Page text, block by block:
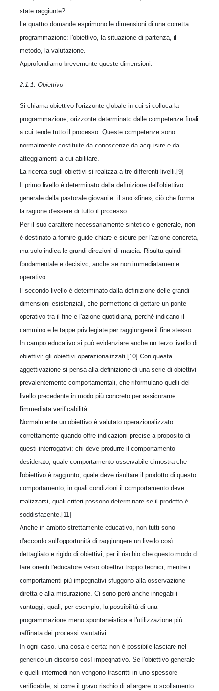
state raggiunte?
Le quattro domande esprimono le dimensioni di una corretta
programmazione: l'obiettivo, la situazione di partenza, il
metodo, la valutazione.
Approfondiamo brevemente queste dimensioni.
2.1.1. Obiettivo
Si chiama obiettivo l'orizzonte globale in cui si colloca la
programmazione, orizzonte determinato dalle competenze finali
a cui tende tutto il processo. Queste competenze sono
normalmente costituite da conoscenze da acquisire e da
atteggiamenti a cui abilitare.
La ricerca sugli obiettivi si realizza a tre differenti livelli.[9]
Il primo livello è determinato dalla definizione dell'obiettivo
generale della pastorale giovanile: il suo «fine», ciò che forma
la ragione d'essere di tutto il processo.
Per il suo carattere necessariamente sintetico e generale, non
è destinato a fornire guide chiare e sicure per l'azione concreta,
ma solo indica le grandi direzioni di marcia. Risulta quindi
fondamentale e decisivo, anche se non immediatamente
operativo.
Il secondo livello è determinato dalla definizione delle grandi
dimensioni esistenziali, che permettono di gettare un ponte
operativo tra il fine e l'azione quotidiana, perché indicano il
cammino e le tappe privilegiate per raggiungere il fine stesso.
In campo educativo si può evidenziare anche un terzo livello di
obiettivi: gli obiettivi operazionalizzati.[10] Con questa
aggettivazione si pensa alla definizione di una serie di obiettivi
prevalentemente comportamentali, che riformulano quelli del
livello precedente in modo più concreto per assicurarne
l'immediata verificabilità.
Normalmente un obiettivo è valutato operazionalizzato
correttamente quando offre indicazioni precise a proposito di
questi interrogativi: chi deve produrre il comportamento
desiderato, quale comportamento osservabile dimostra che
l'obiettivo è raggiunto, quale deve risultare il prodotto di questo
comportamento, in quali condizioni il comportamento deve
realizzarsi, quali criteri possono determinare se il prodotto è
soddisfacente.[11]
Anche in ambito strettamente educativo, non tutti sono
d'accordo sull'opportunità di raggiungere un livello così
dettagliato e rigido di obiettivi, per il rischio che questo modo di
fare orienti l'educatore verso obiettivi troppo tecnici, mentre i
comportamenti più impegnativi sfuggono alla osservazione
diretta e alla misurazione. Ci sono però anche innegabili
vantaggi, quali, per esempio, la possibilità di una
programmazione meno spontaneistica e l'utilizzazione più
raffinata dei processi valutativi.
In ogni caso, una cosa è certa: non è possibile lasciare nel
generico un discorso così impegnativo. Se l'obiettivo generale
e quelli intermedi non vengono trascritti in uno spessore
verificabile, si corre il gravo rischio di allargare lo scollamento